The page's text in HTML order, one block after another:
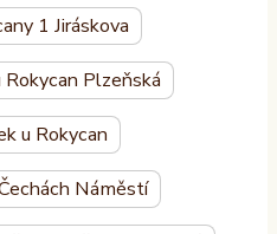
1 Jiráskova
Plzeňská
u Rokycan
Náměstí